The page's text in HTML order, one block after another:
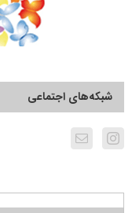
شبکه‌های اجتماعی